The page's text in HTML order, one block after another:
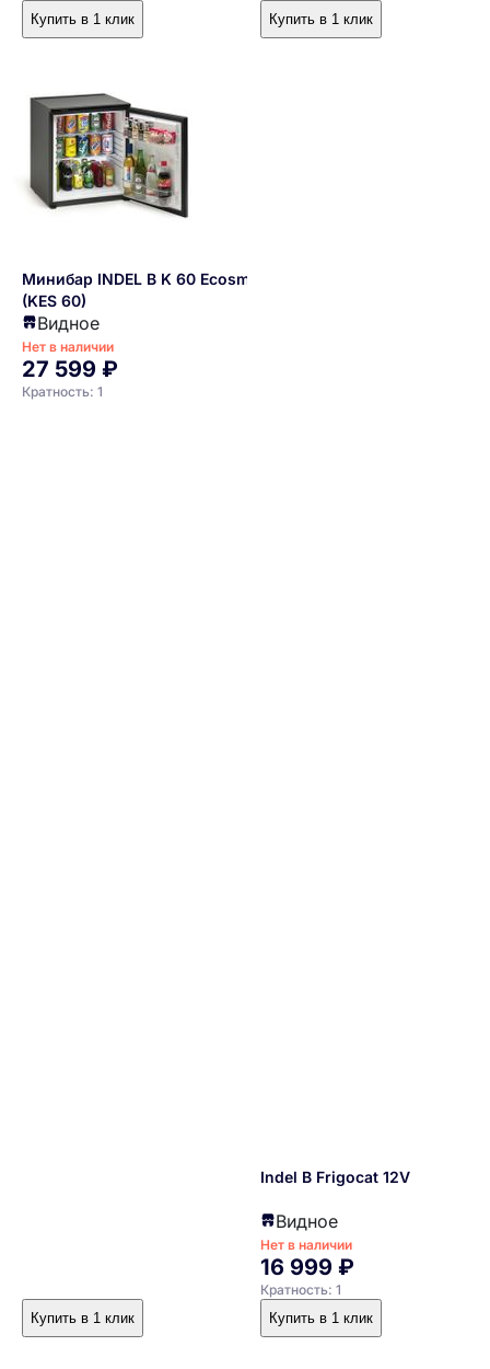
Купить в 1 клик Купить в 1 клик
Минибар INDEL B K 60 Ecosmart
(KES 60)
Видное
Нет в наличии
27 599 ₽
Кратность: 1
Купить в 1 клик
Indel B Frigocat 12V
Видное
Нет в наличии
16 999 ₽
Кратность: 1
Купить в 1 клик